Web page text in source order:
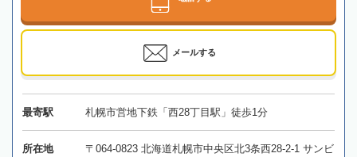
メールする
最寄駅 札幌市営地下鉄「西28丁目駅」徒歩1分
所在地
〒064-0823 北海道札幌市中央区北3条西28-2-1 サンビ